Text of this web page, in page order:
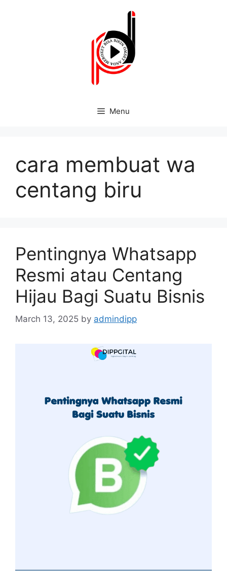
Menu
cara membuat wa
centang biru
Pentingnya Whatsapp
Resmi atau Centang
Hijau Bagi Suatu Bisnis
March 13, 2025 by admindipp